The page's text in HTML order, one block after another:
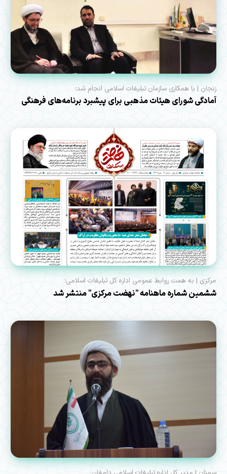
زنجان | با همکاری سازمان تبلیغات اسلامی انجام شد؛
آمادگی شورای هیئات مذهبی برای پیشبرد برنامه‌های فرهنگی
مرکزی | به همت روابط عمومی اداره کل تبلیغات اسلامی؛
ششمین شماره ماهنامه "نهضت مرکزی" منتشر شد